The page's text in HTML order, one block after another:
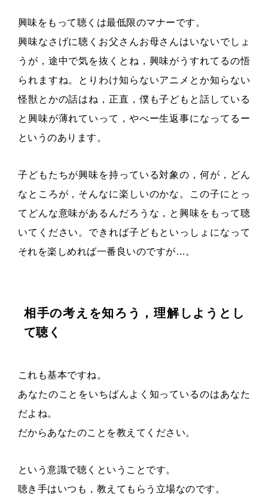
興味をもって聴くは最低限のマナーです。
興味なさげに聴くお父さんお母さんはいないでしょ
うが，途中で気を抜くとね，興味がうすれてるの悟
られますね。とりわけ知らないアニメとか知らない
怪獣とかの話はね，正直，僕も子どもと話している
と興味が薄れていって，やべー生返事になってるー
というのあります。
子どもたちが興味を持っている対象の，何が，どん
なところが，そんなに楽しいのかな。この子にとっ
てどんな意味があるんだろうな，と興味をもって聴
いてください。できれば子どもといっしょになって
それを楽しめれば一番良いのですが…。
相手の考えを知ろう，理解しようとし
て聴く
これも基本ですね。
あなたのことをいちばんよく知っているのはあなた
だよね。
だからあなたのことを教えてください。
という意識で聴くということです。
聴き手はいつも，教えてもらう立場なのです。